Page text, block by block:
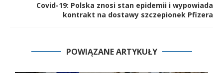
Covid-19: Polska znosi stan epidemii i wypowiada
kontrakt na dostawy szczepionek Pfizera
POWIĄZANE ARTYKUŁY